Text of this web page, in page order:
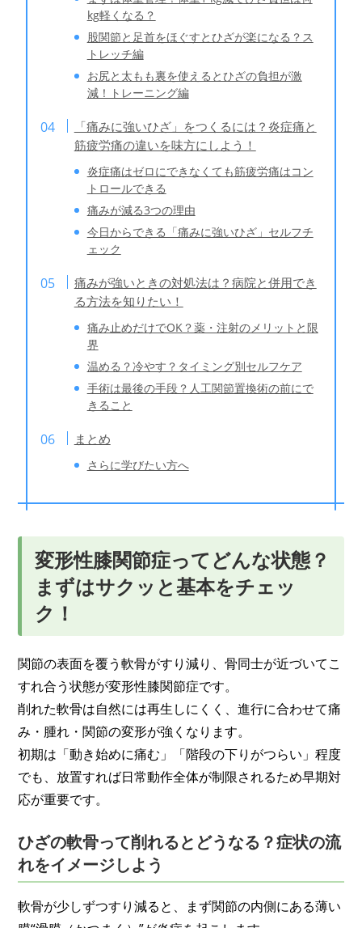
kg軽くなる？
股関節と足首をほぐすとひざが楽になる？ス
トレッチ編
お尻と太もも裏を使えるとひざの負担が激
減！トレーニング編
「痛みに強いひざ」をつくるには？炎症痛と
筋疲労痛の違いを味方にしよう！
炎症痛はゼロにできなくても筋疲労痛はコン
トロールできる
痛みが減る3つの理由
今日からできる「痛みに強いひざ」セルフチ
ェック
痛みが強いときの対処法は？病院と併用でき
る方法を知りたい！
痛み止めだけでOK？薬・注射のメリットと限
界
温める？冷やす？タイミング別セルフケア
手術は最後の手段？人工関節置換術の前にで
きること
まとめ
さらに学びたい方へ
変形性膝関節症ってどんな状態？
まずはサクッと基本をチェッ
ク！
関節の表面を覆う軟骨がすり減り、骨同士が近づいてこ
すれ合う状態が変形性膝関節症です。
削れた軟骨は自然には再生しにくく、進行に合わせて痛
み・腫れ・関節の変形が強くなります。
初期は「動き始めに痛む」「階段の下りがつらい」程度
でも、放置すれば日常動作全体が制限されるため早期対
応が重要です。
ひざの軟骨って削れるとどうなる？症状の流
れをイメージしよう
軟骨が少しずつすり減ると、まず関節の内側にある薄い